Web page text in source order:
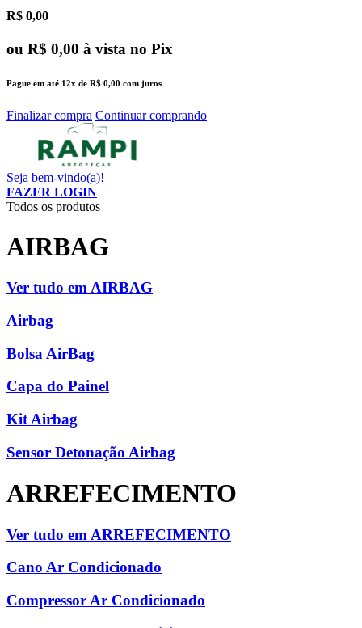
R$ 0,00
ou R$ 0,00 à vista no Pix
Pague em até 12x de R$ 0,00 com juros
Finalizar compra Continuar comprando
Seja bem-vindo(a)!
FAZER LOGIN
Todos os produtos
AIRBAG
Ver tudo em AIRBAG
Airbag
Bolsa AirBag
Capa do Painel
Kit Airbag
Sensor Detonação Airbag
ARREFECIMENTO
Ver tudo em ARREFECIMENTO
Cano Ar Condicionado
Compressor Ar Condicionado